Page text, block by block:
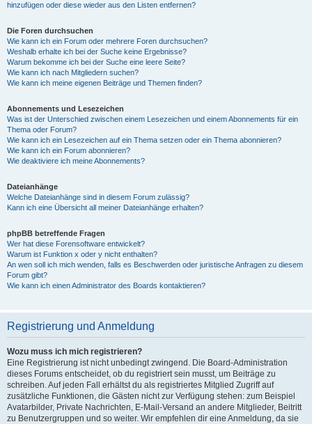
hinzufügen oder diese wieder aus den Listen entfernen?
Die Foren durchsuchen
Wie kann ich ein Forum oder mehrere Foren durchsuchen?
Weshalb erhalte ich bei der Suche keine Ergebnisse?
Warum bekomme ich bei der Suche eine leere Seite?
Wie kann ich nach Mitgliedern suchen?
Wie kann ich meine eigenen Beiträge und Themen finden?
Abonnements und Lesezeichen
Was ist der Unterschied zwischen einem Lesezeichen und einem Abonnements für ein
Thema oder Forum?
Wie kann ich ein Lesezeichen auf ein Thema setzen oder ein Thema abonnieren?
Wie kann ich ein Forum abonnieren?
Wie deaktiviere ich meine Abonnements?
Dateianhänge
Welche Dateianhänge sind in diesem Forum zulässig?
Kann ich eine Übersicht all meiner Dateianhänge erhalten?
phpBB betreffende Fragen
Wer hat diese Forensoftware entwickelt?
Warum ist Funktion x oder y nicht enthalten?
An wen soll ich mich wenden, falls es Beschwerden oder juristische Anfragen zu diesem
Forum gibt?
Wie kann ich einen Administrator des Boards kontaktieren?
Registrierung und Anmeldung
Wozu muss ich mich registrieren?
Eine Registrierung ist nicht unbedingt zwingend. Die Board-Administration
dieses Forums entscheidet, ob du registriert sein musst, um Beiträge zu
schreiben. Auf jeden Fall erhältst du als registriertes Mitglied Zugriff auf
zusätzliche Funktionen, die Gästen nicht zur Verfügung stehen: zum Beispiel
Avatarbilder, Private Nachrichten, E-Mail-Versand an andere Mitglieder, Beitritt
zu Benutzergruppen und so weiter. Wir empfehlen dir eine Anmeldung, da sie